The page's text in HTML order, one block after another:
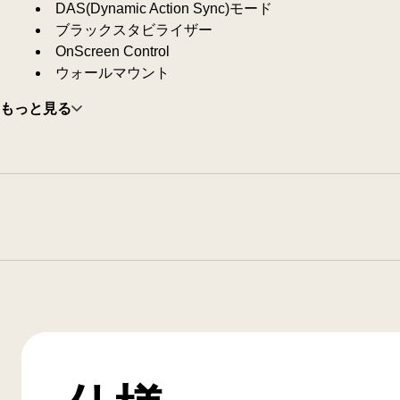
DAS(Dynamic Action Sync)モード
ブラックスタビライザー
OnScreen Control
ウォールマウント
もっと見る